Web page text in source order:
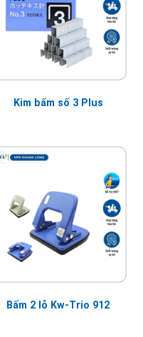
Kim bấm số 3 Plus
Bấm 2 lỗ Kw-Trio 912